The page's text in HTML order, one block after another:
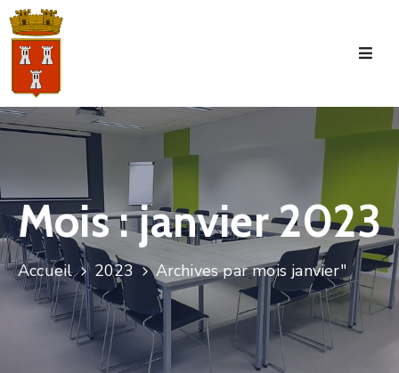
Accueil
La
Commune
Manifestations
Vie
Municipale
Services
Mois :janvier 2023
Accueil 2023 Archives par mois janvier"